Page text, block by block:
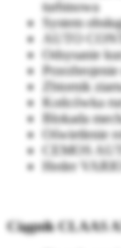
turbinowa
System
AUTO
Odsysanie
Zbiornik
Końcówka
Blokada
Oświetlenie
CEMOS
Heder
Ciągnik CLAAS